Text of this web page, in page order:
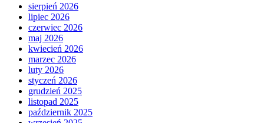
sierpień 2026
lipiec 2026
czerwiec 2026
maj 2026
kwiecień 2026
marzec 2026
luty 2026
styczeń 2026
grudzień 2025
listopad 2025
październik 2025